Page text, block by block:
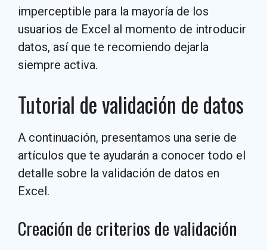
imperceptible para la mayoría de los
usuarios de Excel al momento de introducir
datos, así que te recomiendo dejarla
siempre activa.
Tutorial de validación de datos
A continuación, presentamos una serie de
artículos que te ayudarán a conocer todo el
detalle sobre la validación de datos en
Excel.
Creación de criterios de validación